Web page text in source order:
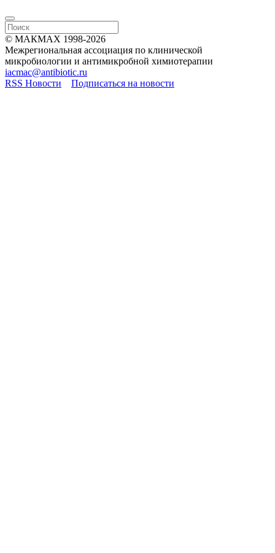
© МАКМАХ 1998-2026
Межрегиональная ассоциация по клинической
микробиологии и антимикробной химиотерапии
iacmac@antibiotic.ru
RSS Новости
Подписаться на новости